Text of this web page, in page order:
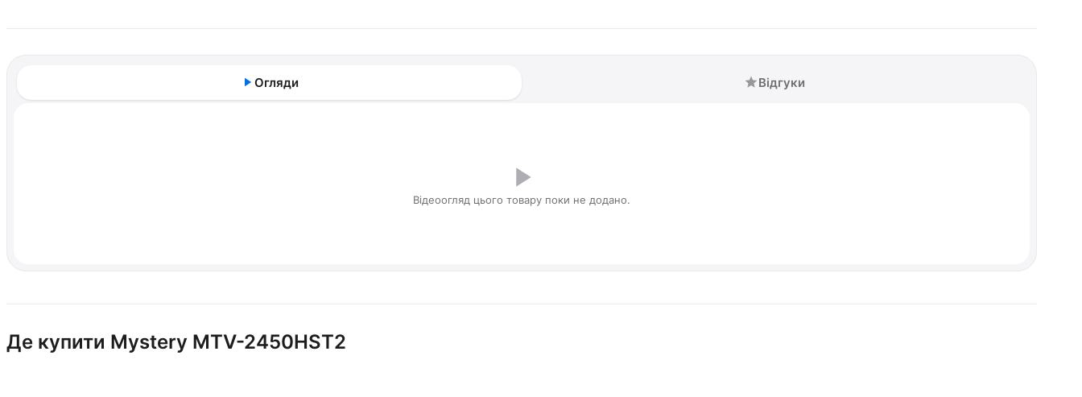
Огляди Відгуки
Відеоогляд цього товару поки не додано.
Де купити Mystery MTV-2450HST2